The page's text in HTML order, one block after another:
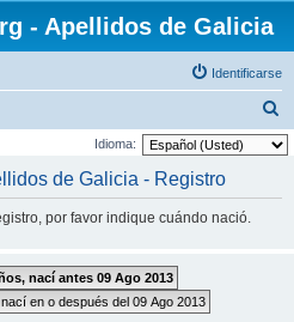
- Apellidos de Galicia
Identificarse
u
Idioma:
de Galicia - Registro
por favor indique cuándo nació.